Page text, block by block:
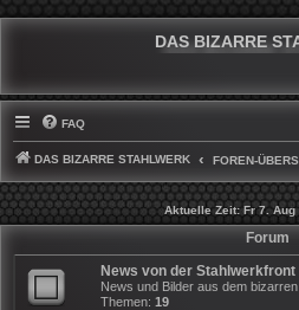
DAS BIZARRE
FAQ
DAS BIZARRE STAHLWERK FOREN-
Aktuelle Zeit: Fr 7. Aug
Forum
News von der Stahlwerkfront
News und Bilder aus dem
Themen: 19